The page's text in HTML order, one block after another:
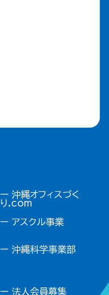
ー 沖縄オフィスづく
り.com
ー アスクル事業
ー 沖縄科学事業部
ー 法人会員募集